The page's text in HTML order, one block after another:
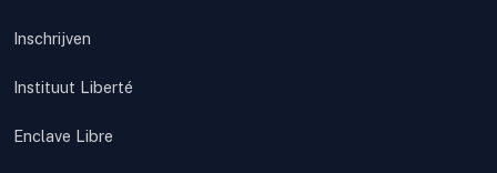
Inschrijven
Instituut Liberté
Enclave Libre